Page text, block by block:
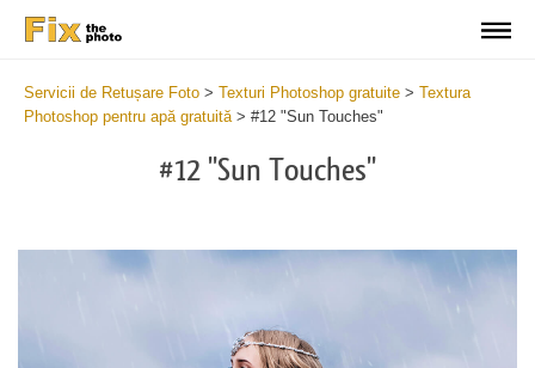
Servicii de Retușare Foto > Texturi Photoshop gratuite > Textura
Photoshop pentru apă gratuită> #12 "Sun Touches"
#12 "Sun Touches"